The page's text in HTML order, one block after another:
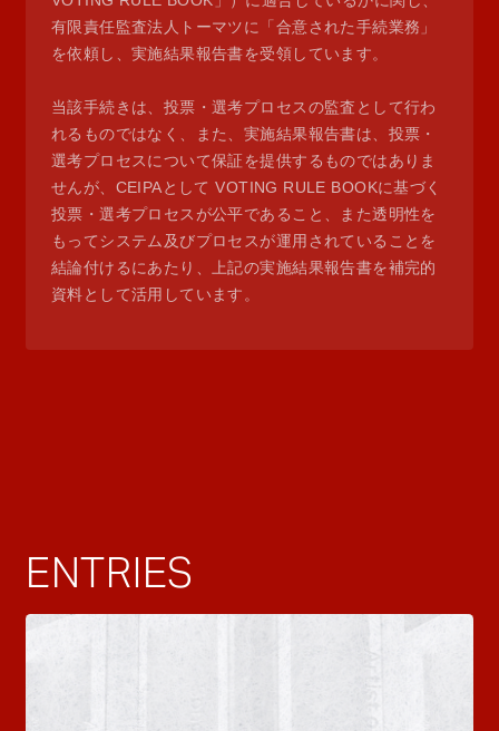
有限責任監査法人トーマツに「合意された手続業務」
を依頼し、実施結果報告書を受領しています。
当該手続きは、投票・選考プロセスの監査として行わ
れるものではなく、また、実施結果報告書は、投票・
選考プロセスについて保証を提供するものではありま
せんが、CEIPAとして VOTING RULE BOOKに基づく
投票・選考プロセスが公平であること、また透明性を
もってシステム及びプロセスが運用されていることを
結論付けるにあたり、上記の実施結果報告書を補完的
資料として活用しています。
ENTRIES